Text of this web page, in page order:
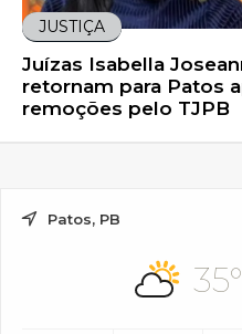
JUSTIÇA
Juízas Isabella
retornam para Patos
remoções pelo TJPB
Patos, PB
35°